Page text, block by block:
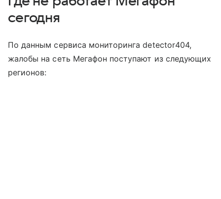
сегодня
По данным сервиса мониторинга detector404,
жалобы на сеть Мегафон поступают из следующих
регионов: